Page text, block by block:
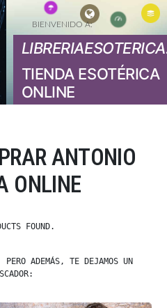
TIENDA ESOTÉRICA
ONLINE
BIENVENIDO A:
ANTONIO
ONLINE
FOUND.
ADEMÁS, TE DEJAMOS UN